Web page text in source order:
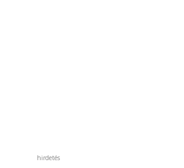
hirdetés